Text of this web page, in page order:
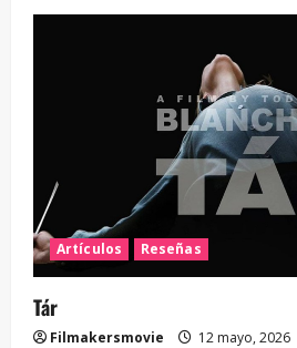
Artículos Reseñas
Tár
Filmakersmovie 12 mayo, 2026